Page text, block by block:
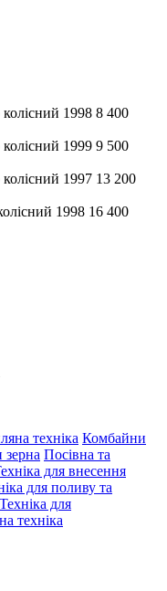
1998 8 400
1999 9 500
1997 13 200
1998 16 400
техніка Комбайни
Посівна та
для внесення
для поливу та
Техніка для
техніка